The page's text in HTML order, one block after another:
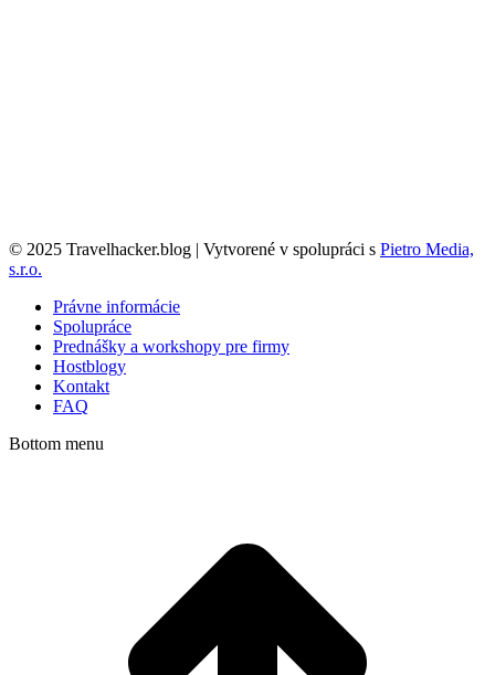
© 2025 Travelhacker.blog | Vytvorené v spolupráci s Pietro Media,
s.r.o.
Právne informácie
Spolupráce
Prednášky a workshopy pre firmy
Hostblogy
Kontakt
FAQ
Bottom menu